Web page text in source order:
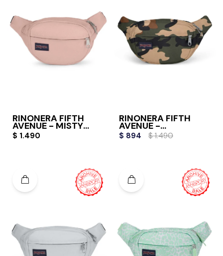
RIÑONERA FIFTH
AVENUE - MISTY
ROSE
$ 1.490
RIÑONERA FIFTH
AVENUE -
BUCKSHOT CAMO
$ 894 $ 1.490